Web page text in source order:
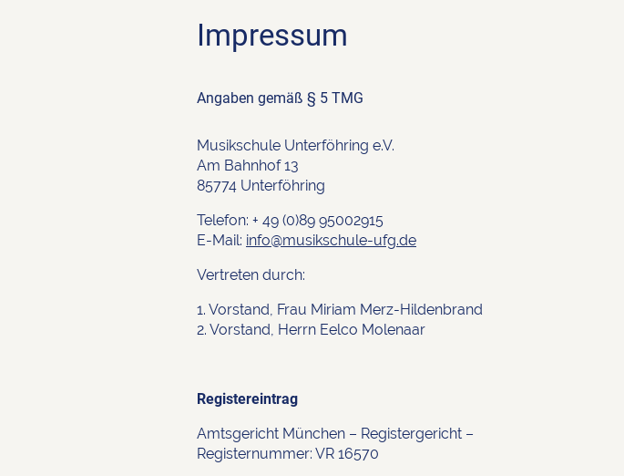
Impressum
Angaben gemäß § 5 TMG
Musikschule Unterföhring e.V.
Am Bahnhof 13
85774 Unterföhring
Telefon: + 49 (0)89 95002915
E-Mail: info@musikschule-ufg.de
Vertreten durch:
1. Vorstand, Frau Miriam Merz-Hildenbrand
2. Vorstand, Herrn Eelco Molenaar
Registereintrag
Amtsgericht München – Registergericht –
Registernummer: VR 16570